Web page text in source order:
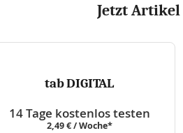
Jetzt
tab DIGITAL
14 Tage kostenlos testen
2,49 € / Woche*